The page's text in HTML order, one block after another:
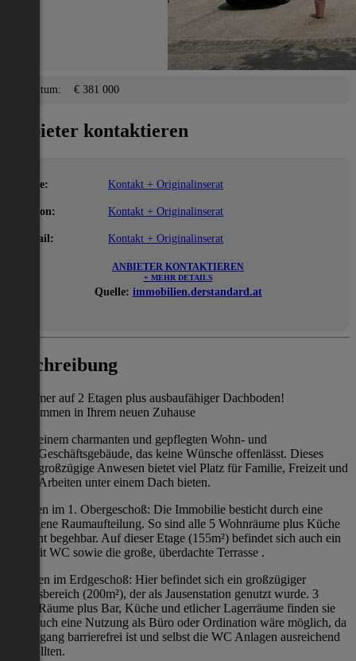
Eigentum: € 381 000
Anbieter kontaktieren
Name: Kontakt + Originalinserat
Telefon: Kontakt + Originalinserat
E-Mail: Kontakt + Originalinserat
ANBIETER KONTAKTIEREN
+ MEHR DETAILS
Quelle: immobilien.derstandard.at
Beschreibung
9 Zimmer auf 2 Etagen plus ausbaufähiger Dachboden!
Willkommen in Ihrem neuen Zuhause
einem charmanten und gepflegten Wohn- und
Geschäftsgebäude, das keine Wünsche offenlässt. Dieses
großzügige Anwesen bietet viel Platz für Familie, Freizeit und
Arbeiten unter einem Dach bieten.
Wohnen im 1. Obergeschoß: Die Immobilie besticht durch eine
gelungene Raumaufteilung. So sind alle 5 Wohnräume plus Küche
getrennt begehbar. Auf dieser Etage (155m²) befindet sich auch ein
Bad mit WC sowie die große, überdachte Terrasse .
Arbeiten im Erdgeschoß: Hier befindet sich ein großzügiger
Arbeitsbereich (200m²), der als Jausenstation genutzt wurde. 3
große Räume plus Bar, Küche und etlicher Lagerräume finden sie
hier. Auch eine Nutzung als Büro oder Ordination wäre möglich, da
der Zugang barrierefrei ist und selbst die WC Anlagen ausreichend
sein sollten.